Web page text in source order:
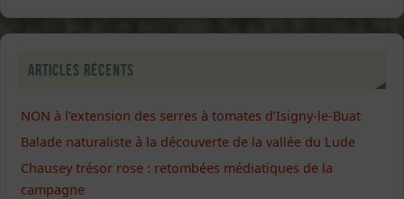
Articles récents
NON à l’extension des serres à tomates d’Isigny-le-Buat
Balade naturaliste à la découverte de la vallée du Lude
Chausey trésor rose : retombées médiatiques de la
campagne